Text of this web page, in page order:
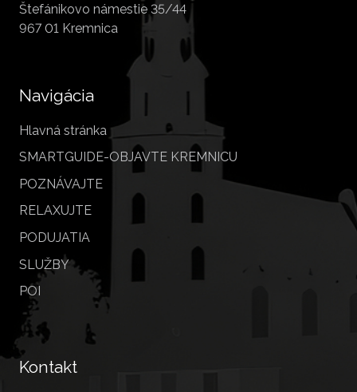
Štefánikovo námestie 35/44
967 01 Kremnica
Navigácia
Hlavná stránka
SMARTGUIDE-OBJAVTE KREMNICU
POZNÁVAJTE
RELAXUJTE
PODUJATIA
SLUŽBY
POI
Kontakt